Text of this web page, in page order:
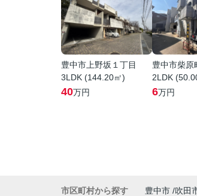
豊中市上野坂１丁目
3LDK (144.20㎡)
40万円
豊中市柴原
2LDK
6万円
市区町村から探す 豊中市 吹田